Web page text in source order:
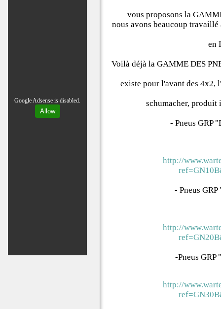
Google Adsense is disabled.
Allow
vous proposons la
nous avons beaucoup
en
Voilà déjà la GAMME DES
existe pour l'avant des 4x2,
schumacher, produit
- Pneus GRP
http://
- Pneus
http://
-Pneus
http://